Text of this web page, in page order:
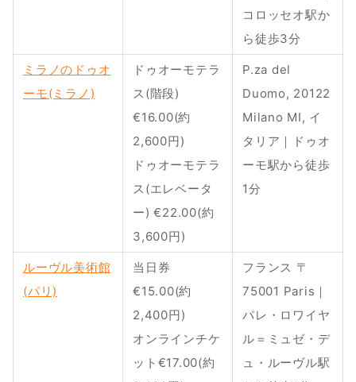
コロッセオ駅か
ら徒歩3分
ミラノのドゥオ
ーモ(ミラノ)
ドゥオーモテラ
ス(階段)
€16.00(約
2,600円)
ドゥオーモテラ
ス(エレベータ
ー) €22.00(約
3,600円)
P.za del
Duomo, 20122
Milano MI, イ
タリア｜ドゥオ
ーモ駅から徒歩
1分
ルーヴル美術館
(パリ)
当日券
€15.00(約
2,400円)
オンラインチケ
ット€17.00(約
フランス 〒
75001 Paris｜
パレ・ロワイヤ
ル＝ミュゼ・デ
ュ・ルーヴル駅